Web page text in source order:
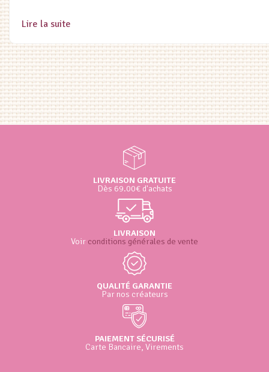
Lire la suite
LIVRAISON GRATUITE
Dès 69.00€ d'achats
LIVRAISON
Voir conditions générales de vente
QUALITÉ GARANTIE
Par nos créateurs
PAIEMENT SÉCURISÉ
Carte Bancaire, Virements